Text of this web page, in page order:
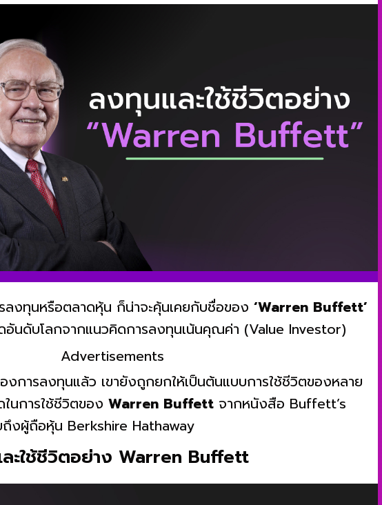
งทุนหรือตลาดหุ้น ก็น่าจะคุ้นเคยกับชื่อของ ‘Warren Buffett’
อันดับโลกจากแนวคิดการลงทุนเน้นคุณค่า (Value Investor)
Advertisements
งการลงทุนแล้ว เขายังถูกยกให้เป็นต้นแบบการใช้ชีวิตของหลาย
นการใช้ชีวิตของ Warren Buffett จากหนังสือ Buffett’s
งผู้ถือหุ้น Berkshire Hathaway
ะใช้ชีวิตอย่าง Warren Buffett